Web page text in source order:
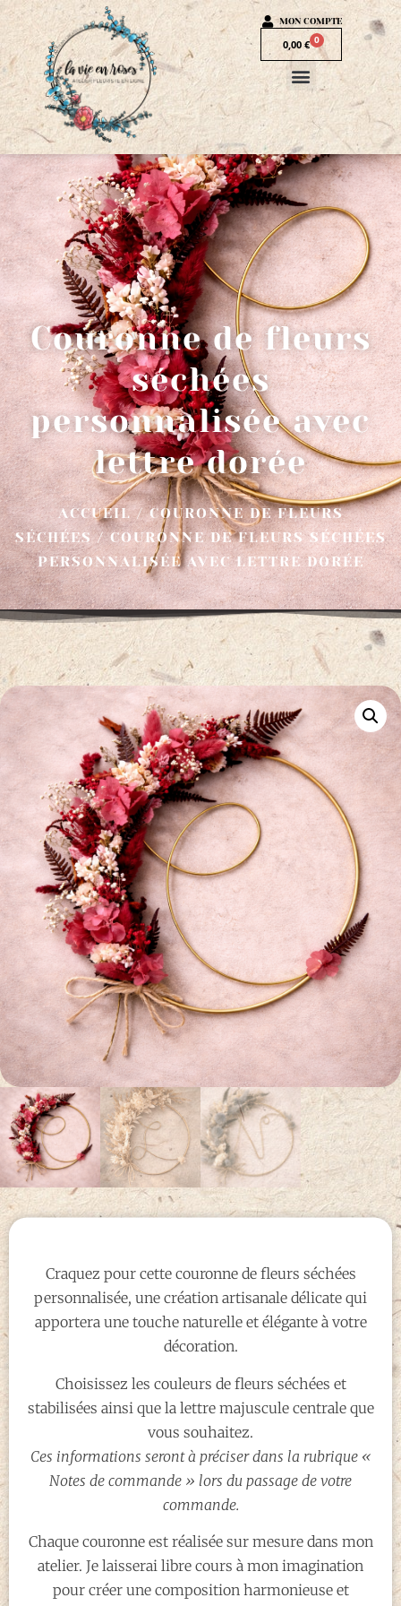
MON COMPTE
0,00 € 0
Couronne de fleurs
séchées
personnalisée avec
lettre dorée
ACCUEIL/COURONNE DE FLEURS
SÉCHÉES/ COURONNE DE FLEURS SÉCHÉES
PERSONNALISÉE AVEC LETTRE DORÉE
Craquez pour cette couronne de fleurs séchées
personnalisée, une création artisanale délicate qui
apportera une touche naturelle et élégante à votre
décoration.
Choisissez les couleurs de fleurs séchées et
stabilisées ainsi que la lettre majuscule centrale que
vous souhaitez.
Ces informations seront à préciser dans la rubrique «
Notes de commande » lors du passage de votre
commande.
Chaque couronne est réalisée sur mesure dans mon
atelier. Je laisserai libre cours à mon imagination
pour créer une composition harmonieuse et